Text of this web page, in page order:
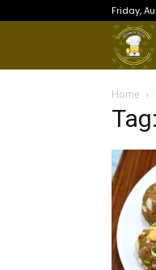
Friday,
Home